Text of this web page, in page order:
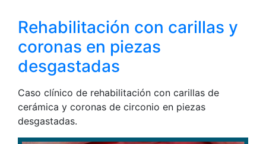
Rehabilitación con carillas y
coronas en piezas
desgastadas
Caso clínico de rehabilitación con carillas de
cerámica y coronas de circonio en piezas
desgastadas.